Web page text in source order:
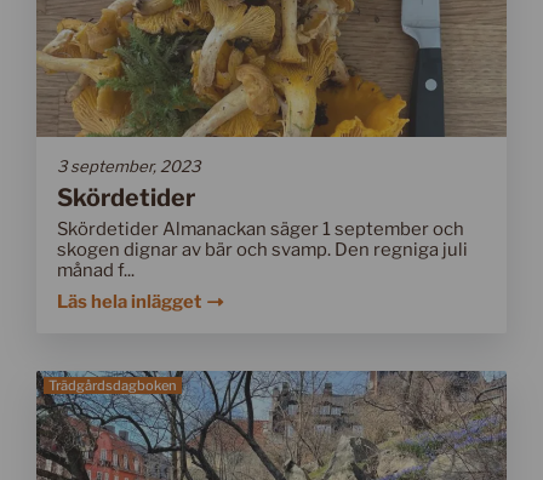
3 september, 2023
Skördetider
Skördetider Almanackan säger 1 september och
skogen dignar av bär och svamp. Den regniga juli
månad f...
Läs hela inlägget
Trädgårdsdagboken